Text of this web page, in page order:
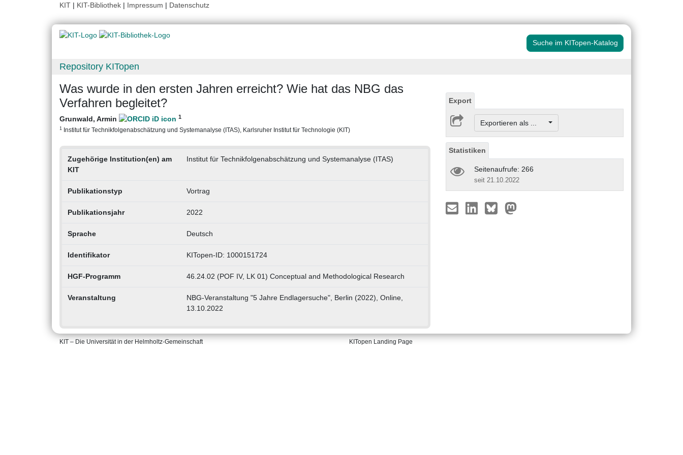
KIT | KIT-Bibliothek | Impressum | Datenschutz
Suche im KITopen-Katalog
Repository KITopen
Was wurde in den ersten Jahren erreicht? Wie hat das NBG das
Verfahren begleitet?
Grunwald, Armin 1
1 Institut für Technikfolgenabschätzung und Systemanalyse (ITAS), Karlsruher Institut für Technologie (KIT)
Zugehörige Institution(en) am
KIT
Institut für Technikfolgenabschätzung und Systemanalyse (ITAS)
Publikationstyp Vortrag
Publikationsjahr 2022
Sprache Deutsch
Identifikator KITopen-ID: 1000151724
HGF-Programm 46.24.02 (POF IV, LK 01) Conceptual and Methodological Research
Veranstaltung
NBG-Veranstaltung "5 Jahre Endlagersuche", Berlin (2022), Online,
13.10.2022
Export
Exportieren als ...
Statistiken
Seitenaufrufe: 266
seit 21.10.2022
KIT – Die Universität in der Helmholtz-Gemeinschaft KITopen Landing Page